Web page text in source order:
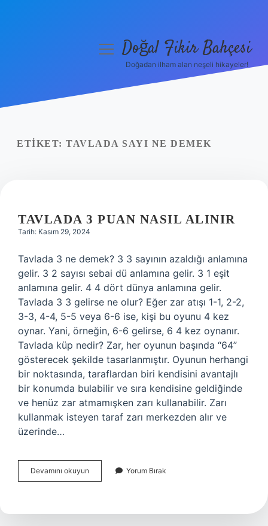
Yasal Uyarı
menüyüDoğal Fikir Bahçesi
Doğadan ilham alan neşeli hikayeler!
ETIKET: TAVLADA SAYI NE DEMEK
TAVLADA 3 PUAN NASIL ALINIR
Tarih: Kasım 29, 2024
Tavlada 3 ne demek? 3 3 sayının azaldığı anlamına
gelir. 3 2 sayısı sebai dü anlamına gelir. 3 1 eşit
anlamına gelir. 4 4 dört dünya anlamına gelir.
Tavlada 3 3 gelirse ne olur? Eğer zar atışı 1-1, 2-2,
3-3, 4-4, 5-5 veya 6-6 ise, kişi bu oyunu 4 kez
oynar. Yani, örneğin, 6-6 gelirse, 6 4 kez oynanır.
Tavlada küp nedir? Zar, her oyunun başında “64”
gösterecek şekilde tasarlanmıştır. Oyunun herhangi
bir noktasında, taraflardan biri kendisini avantajlı
bir konumda bulabilir ve sıra kendisine geldiğinde
ve henüz zar atmamışken zarı kullanabilir. Zarı
kullanmak isteyen taraf zarı merkezden alır ve
üzerinde…
Devamını okuyun
3
Alınır
Yorum Bırak